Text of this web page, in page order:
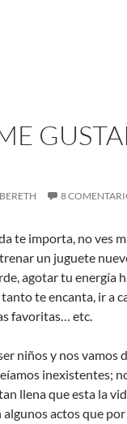
8
te importa, no ves
un juguete
agotar tu energía
te encanta, ir a
favoritas… etc.
niños y nos vamos
inexistentes;
llena que esta la
actos que